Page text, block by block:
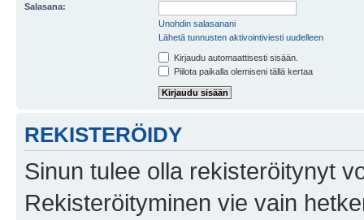
Salasana:
Unohdin salasanani
Lähetä tunnusten aktivointiviesti uudelleen
Kirjaudu automaattisesti sisään.
Piilota paikalla olemiseni tällä kertaa
REKISTERÖIDY
Sinun tulee olla rekisteröitynyt
Rekisteröityminen vie vain